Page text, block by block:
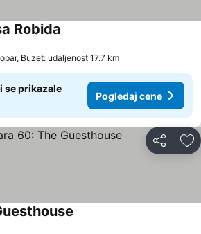
Robida
Buzet: udaljenost 17.7 km
se prikazale
Pogledaj cene
Deli